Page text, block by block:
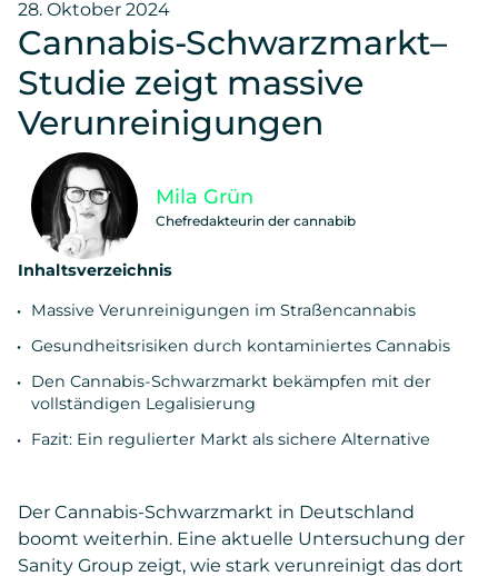
28. Oktober 2024
Cannabis-Schwarzmarkt–
Studie zeigt massive
Verunreinigungen
Inhaltsverzeichnis
Massive Verunreinigungen im Straßencannabis
Gesundheitsrisiken durch kontaminiertes Cannabis
Den Cannabis-Schwarzmarkt bekämpfen mit der
vollständigen Legalisierung
Fazit: Ein regulierter Markt als sichere Alternative
Mila Grün
Chefredakteurin der cannabib
Der Cannabis-Schwarzmarkt in Deutschland
boomt weiterhin. Eine aktuelle Untersuchung der
Sanity Group zeigt, wie stark verunreinigt das dort